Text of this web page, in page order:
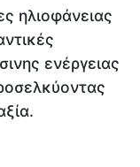
ηλιοφάνειας
ενέργειας